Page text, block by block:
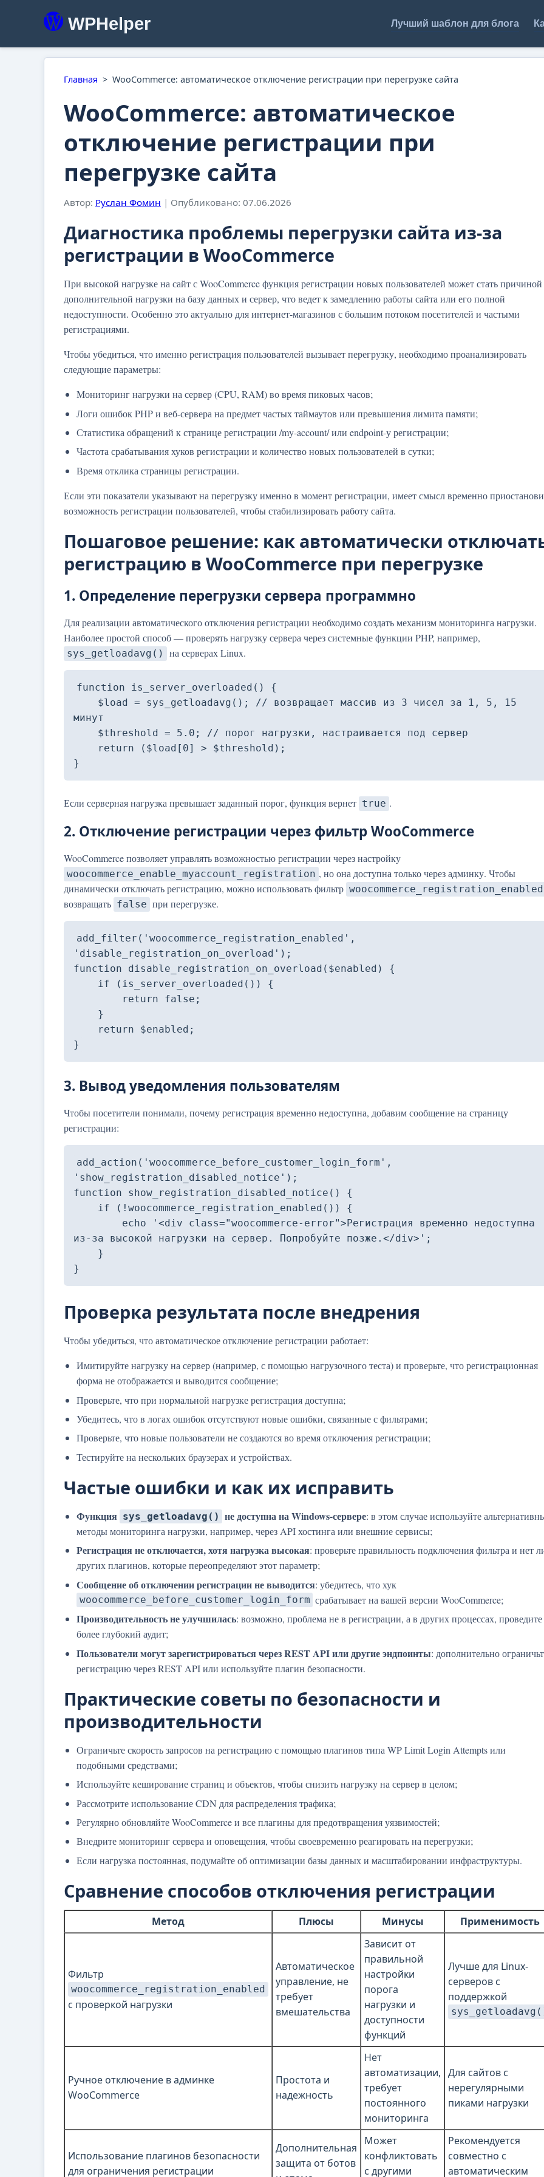
WPHelper Лучший шаблон для блога
Главная > WooCommerce: автоматическое отключение регистрации при перегрузке сайта
WooCommerce: автоматическое
отключение регистрации при
перегрузке сайта
Автор: Руслан Фомин | Опубликовано: 07.06.2026
Диагностика проблемы перегрузки сайта из-за
регистрации в WooCommerce
При высокой нагрузке на сайт с WooCommerce функция регистрации новых пользователей может стать причиной
дополнительной нагрузки на базу данных и сервер, что ведет к замедлению работы сайта или его полной
недоступности. Особенно это актуально для интернет-магазинов с большим потоком посетителей и частыми
регистрациями.
Чтобы убедиться, что именно регистрация пользователей вызывает перегрузку, необходимо проанализировать
следующие параметры:
Мониторинг нагрузки на сервер (CPU, RAM) во время пиковых часов;
Логи ошибок PHP и веб-сервера на предмет частых таймаутов или превышения лимита памяти;
Статистика обращений к странице регистрации /my-account/ или endpoint-у регистрации;
Частота срабатывания хуков регистрации и количество новых пользователей в сутки;
Время отклика страницы регистрации.
Если эти показатели указывают на перегрузку именно в момент регистрации, имеет смысл временно
возможность регистрации пользователей, чтобы стабилизировать работу сайта.
Пошаговое решение: как автоматически
регистрацию в WooCommerce при перегрузке
1. Определение перегрузки сервера программно
Для реализации автоматического отключения регистрации необходимо создать механизм мониторинга нагрузки.
Наиболее простой способ — проверять нагрузку сервера через системные функции PHP, например,
sys_getloadavg() на серверах Linux.
function is_server_overloaded() {
минут
}
Если серверная нагрузка превышает заданный порог, функция вернет true .
2. Отключение регистрации через фильтр WooCommerce
WooCommerce позволяет управлять возможностью регистрации через настройку
woocommerce_enable_myaccount_registration , но она доступна только через админку. Чтобы
динамически отключать регистрацию, можно использовать фильтр woocommerce_registration_enabled
возвращать false при перегрузке.
add_filter('woocommerce_registration_enabled',
'disable_registration_on_overload');
function disable_registration_on_overload($enabled) {
}
3. Вывод уведомления пользователям
Чтобы посетители понимали, почему регистрация временно недоступна, добавим сообщение на страницу
регистрации:
add_action('woocommerce_before_customer_login_form',
'show_registration_disabled_notice');
function show_registration_disabled_notice() {
из-за высокой нагрузки на сервер. Попробуйте позже.</div>';
}
Проверка результата после внедрения
Чтобы убедиться, что автоматическое отключение регистрации работает:
Имитируйте нагрузку на сервер (например, с помощью нагрузочного теста) и проверьте, что регистрационная
форма не отображается и выводится сообщение;
Проверьте, что при нормальной нагрузке регистрация доступна;
Убедитесь, что в логах ошибок отсутствуют новые ошибки, связанные с фильтрами;
Проверьте, что новые пользователи не создаются во время отключения регистрации;
Тестируйте на нескольких браузерах и устройствах.
Частые ошибки и как их исправить
Функция sys_getloadavg() не доступна на Windows-сервере: в этом случае используйте
методы мониторинга нагрузки, например, через API хостинга или внешние сервисы;
Регистрация не отключается, хотя нагрузка высокая: проверьте правильность подключения фильтра и нет
других плагинов, которые переопределяют этот параметр;
Сообщение об отключении регистрации не выводится: убедитесь, что хук
woocommerce_before_customer_login_form срабатывает на вашей версии WooCommerce;
Производительность не улучшилась: возможно, проблема не в регистрации, а в других процессах, проведите
более глубокий аудит;
Пользователи могут зарегистрироваться через REST API или другие эндпоинты: дополнительно
регистрацию через REST API или используйте плагин безопасности.
Практические советы по безопасности и
производительности
Ограничьте скорость запросов на регистрацию с помощью плагинов типа WP Limit Login Attempts или
подобными средствами;
Используйте кеширование страниц и объектов, чтобы снизить нагрузку на сервер в целом;
Рассмотрите использование CDN для распределения трафика;
Регулярно обновляйте WooCommerce и все плагины для предотвращения уязвимостей;
Внедрите мониторинг сервера и оповещения, чтобы своевременно реагировать на перегрузки;
Если нагрузка постоянная, подумайте об оптимизации базы данных и масштабировании инфраструктуры.
Сравнение способов отключения регистрации
Метод Плюсы Минусы Применимость
Фильтр
woocommerce_registration_enabled
с проверкой нагрузки
Автоматическое
управление, не
требует
вмешательства
Зависит от
правильной
настройки
порога
нагрузки и
доступности
функций
Лучше для Linux-
серверов с
поддержкой
Ручное отключение в админке
WooCommerce
Простота и
надежность
Нет
автоматизации,
требует
постоянного
мониторинга
Для сайтов с
нерегулярными
пиками нагрузки
Использование плагинов безопасности
для ограничения регистрации
Дополнительная
защита от ботов
Может
конфликтовать
с другими
Рекомендуется
совместно с
автоматическим